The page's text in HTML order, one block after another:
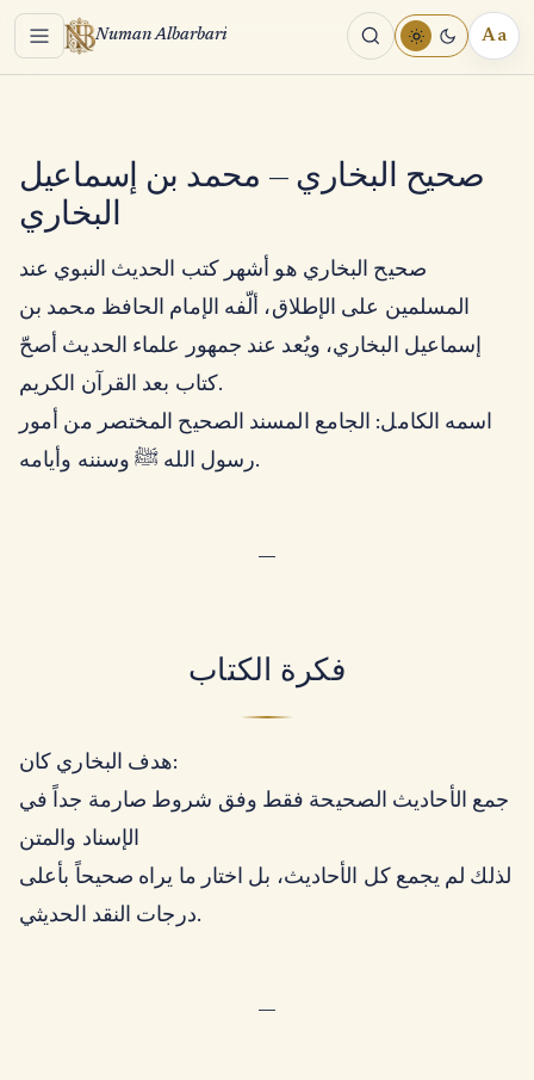
Menu Numan Albarbari Aa
صحيح البخاري — محمد بن إسماعيل
البخاري
صحيح البخاري هو أشهر كتب الحديث النبوي عند
المسلمين على الإطلاق، ألّفه الإمام الحافظ محمد بن
إسماعيل البخاري، ويُعد عند جمهور علماء الحديث أصحّ
كتاب بعد القرآن الكريم.
اسمه الكامل: الجامع المسند الصحيح المختصر من أمور
رسول الله ﷺ وسننه وأيامه.
—
فكرة الكتاب
هدف البخاري كان:
جمع الأحاديث الصحيحة فقط وفق شروط صارمة جداً في
الإسناد والمتن
لذلك لم يجمع كل الأحاديث، بل اختار ما يراه صحيحاً بأعلى
درجات النقد الحديثي.
—